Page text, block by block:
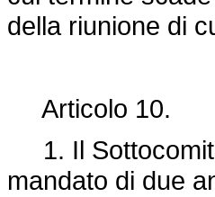
della riunione di
Articolo 10.
1. Il
mandato di due